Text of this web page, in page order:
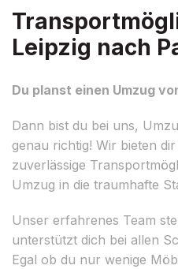
Leipzig nach
Du planst einen Umzug
Dann bist du bei uns,
genau richtig! Wir bieten
zuverlässige
Umzug in die traumhafte
Unser erfahrenes Team
unterstützt dich bei allen
Egal ob du nur wenige